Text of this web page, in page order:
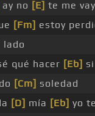
ay no [E] te me
[Fm] estoy
lado
qué hacer [Eb]
[Cm] soledad
[D] mía [Eb] yo te